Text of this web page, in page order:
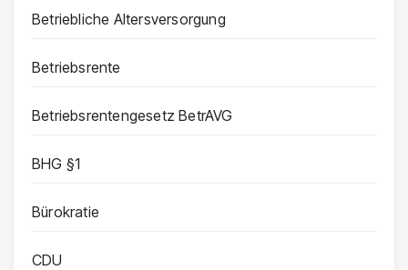
Betriebliche Altersversorgung
Betriebsrente
Betriebsrentengesetz BetrAVG
BHG §1
Bürokratie
CDU